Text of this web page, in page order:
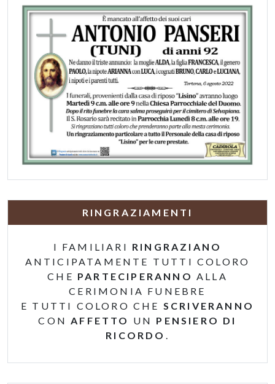
RINGRAZIAMENTI
I FAMILIARI RINGRAZIANO
ANTICIPATAMENTE TUTTI COLORO
CHE PARTECIPERANNO ALLA
CERIMONIA FUNEBRE
E TUTTI COLORO CHE SCRIVERANNO
CONAFFETTO UN PENSIERO DI
RICORDO .